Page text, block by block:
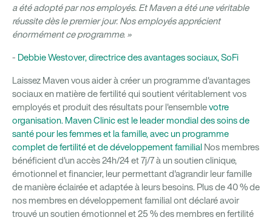
a été adopté par nos employés. Et Maven a été une véritable
réussite dès le premier jour. Nos employés apprécient
énormément ce programme. »
- Debbie Westover, directrice des avantages sociaux, SoFi
Laissez Maven vous aider à créer un programme d'avantages
sociaux en matière de fertilité qui soutient véritablement vos
employés et produit des résultats pour l'ensemblevotre
organisation. Maven Clinic est le leader mondial des soins de
santé pour les femmes et la famille, avec un programme
complet de fertilité et de développement familial Nos membres
bénéficient d'un accès 24h/24 et 7j/7 à un soutien clinique,
émotionnel et financier, leur permettant d'agrandir leur famille
de manière éclairée et adaptée à leurs besoins. Plus de 40 % de
nos membres en développement familial ont déclaré avoir
trouvé un soutien émotionnel et 25 % des membres en fertilité